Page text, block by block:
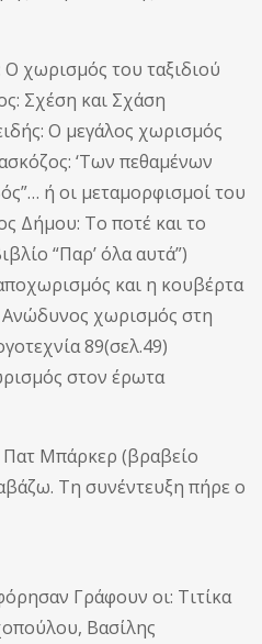
χωρισμός του ταξιδιού
Σχέση και Σχάση
Ο μεγάλος χωρισμός
‘Των πεθαμένων
ή οι μεταμορφισμοί του
Δήμου: Το ποτέ και το
“Παρ’ όλα αυτά”)
και η κουβέρτα
χωρισμός στη
89(σελ.49)
στον έρωτα
Πατ Μπάρκερ (βραβείο
Τη συνέντευξη πήρε ο
Γράφουν οι: Τιτίκα
Βασίλης